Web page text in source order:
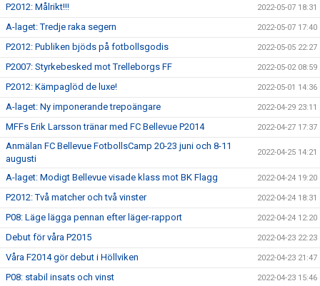
P2012: Målrikt!!! 2022-05-07 18:31
A-laget: Tredje raka segern 2022-05-07 17:40
P2012: Publiken bjöds på fotbollsgodis 2022-05-05 22:27
P2007: Styrkebesked mot Trelleborgs FF 2022-05-02 08:59
P2012: Kämpaglöd de luxe! 2022-05-01 14:36
A-laget: Ny imponerande trepoängare 2022-04-29 23:11
MFFs Erik Larsson tränar med FC Bellevue P2014 2022-04-27 17:37
Anmälan FC Bellevue FotbollsCamp 20-23 juni och 8-11
augusti
2022-04-25 14:21
A-laget: Modigt Bellevue visade klass mot BK Flagg 2022-04-24 19:20
P2012: Två matcher och två vinster 2022-04-24 18:31
P08: Läge lägga pennan efter läger-rapport 2022-04-24 12:20
Debut för våra P2015 2022-04-23 22:23
Våra F2014 gör debut i Höllviken 2022-04-23 21:47
P08: stabil insats och vinst 2022-04-23 15:46